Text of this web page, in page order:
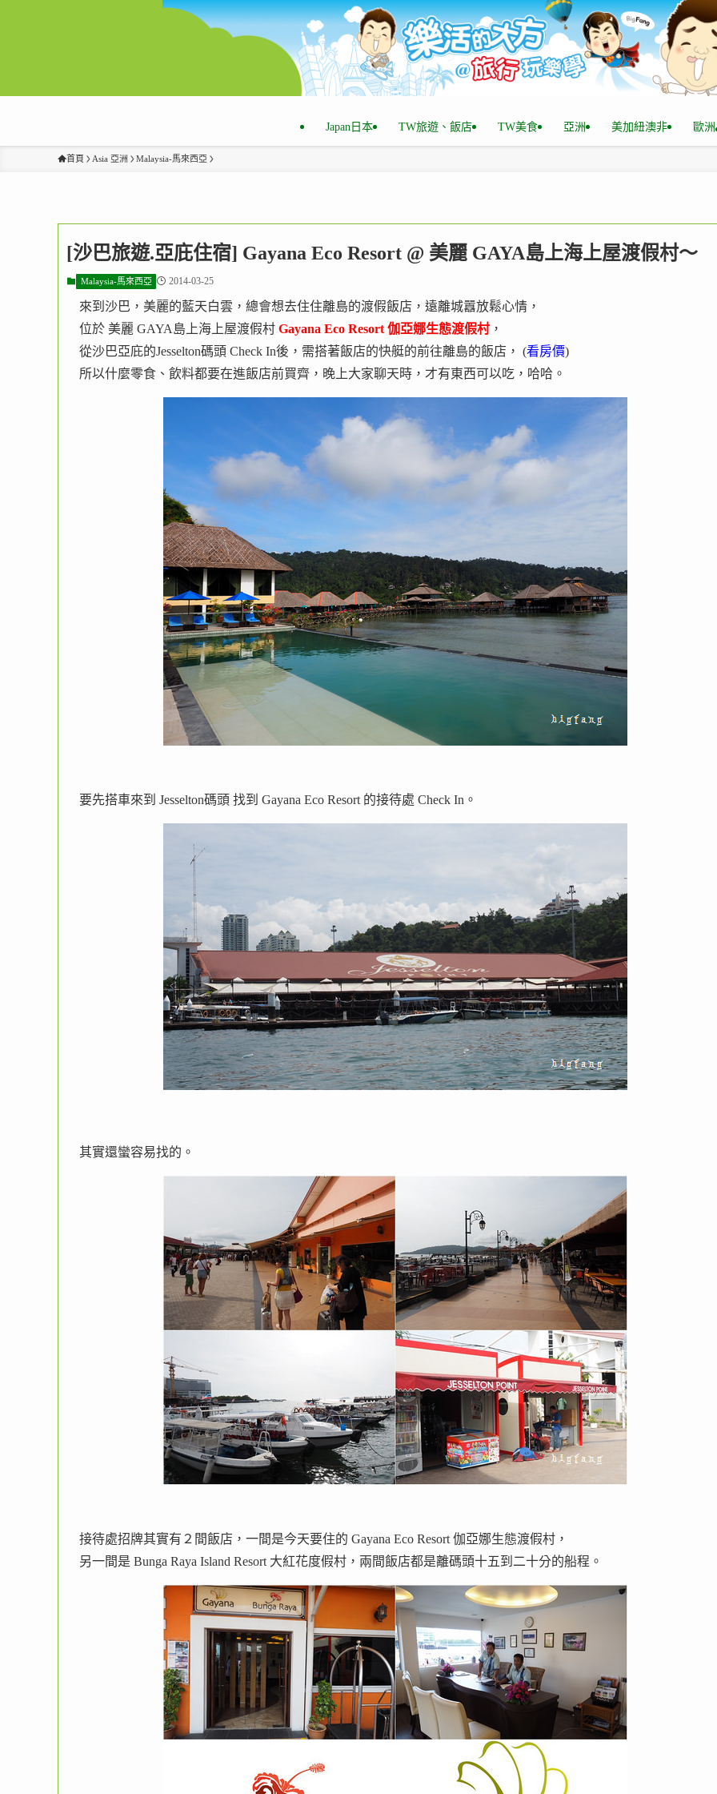
Japan日本 TW旅遊、飯店 TW美食 亞洲 美加紐澳非 歐洲
首頁 Asia 亞洲 Malaysia-馬來西亞
[沙巴旅遊.亞庇住宿] Gayana Eco Resort @ 美麗 GAYA島上海上屋渡假村～
Malaysia-馬來西亞 2014-03-25
來到沙巴，美麗的藍天白雲，總會想去住住離島的渡假飯店，遠離城囂放鬆心情，
位於 美麗 GAYA島上海上屋渡假村 Gayana Eco Resort 伽亞娜生態渡假村，
從沙巴亞庇的Jesselton碼頭 Check In後，需搭著飯店的快艇的前往離島的飯店， (看房價)
所以什麼零食、飲料都要在進飯店前買齊，晚上大家聊天時，才有東西可以吃，哈哈。
要先搭車來到 Jesselton碼頭 找到 Gayana Eco Resort 的接待處 Check In。
其實還蠻容易找的。
接待處招牌其實有２間飯店，一間是今天要住的 Gayana Eco Resort 伽亞娜生態渡假村，
另一間是 Bunga Raya Island Resort 大紅花度假村，兩間飯店都是離碼頭十五到二十分的船程。